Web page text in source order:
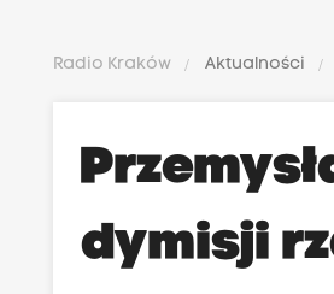
Radio Kraków Aktualności
dymisji